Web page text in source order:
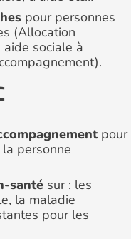
pour personnes
(Allocation
aide sociale à
pour
personne
santé sur : les
la maladie
pour les